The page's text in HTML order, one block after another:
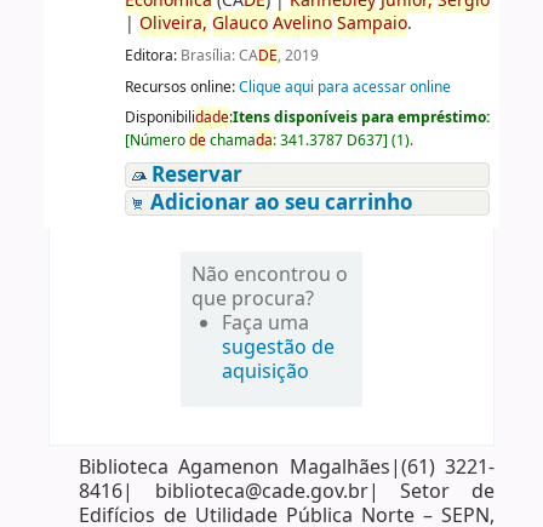
| Oliveira, Glauco Avelino Sampaio.
Editora: Brasília: CADE, 2019
Recursos online:Clique aqui para acessar online
Disponibilidade:Itens disponíveis para empréstimo:
[Númerodechamada:341.3787 D637] (1).
Reservar
Adicionar ao seu carrinho
Não encontrou o
que procura?
Faça uma
sugestão de
aquisição
Biblioteca Agamenon Magalhães|(61) 3221-
8416| biblioteca@cade.gov.br| Setor de
Edifícios de Utilidade Pública Norte – SEPN,